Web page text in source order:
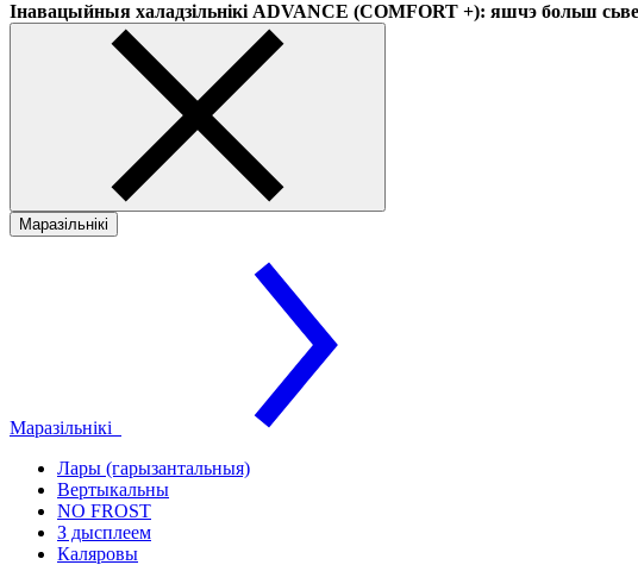
Інавацыйныя халадзільнікі ADVANCE (COMFORT +): яшчэ больш
Маразільнікі
Маразільнікі
Лары (гарызантальныя)
Вертыкальны
NO FROST
З дысплеем
Каляровы